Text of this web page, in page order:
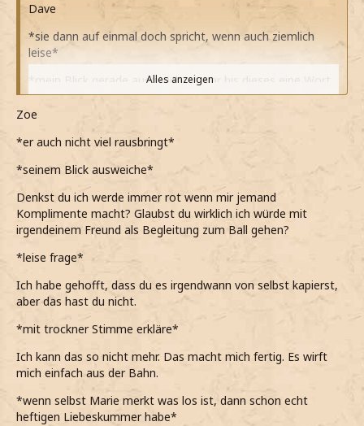
Dave
*sie dann auf einmal doch spricht, wenn auch ziemlich
leise*
*mein Blick gerade ausgerichtet war bis dieses eine Wort
gehört hab*
einen moment lang leicht verwirrt vielleicht auch
*bemerke das sie noch immer feuerrot ist und es wohl
das war, was sie so aus der Bahn geworfen hat*
*mir selbst leider nichts schlaues einfällt was sagen
*dann ziemlich knapp sage und mich wohl fast schon
veflucht hätte für diese Worte*
tatsächlich nicht bin), durch die Haare streiche* *ehe
wieder zu Zoe schaue und sie anschaue*
Alles anzeigen
Zoe
*er auch nicht viel rausbringt*
*seinem Blick ausweiche*
Denkst du ich werde immer rot wenn mir jemand
Komplimente macht? Glaubst du wirklich ich würde mit
irgendeinem Freund als Begleitung zum Ball gehen?
*leise frage*
Ich habe gehofft, dass du es irgendwann von selbst kapierst,
aber das hast du nicht.
*mit trockner Stimme erkläre*
Ich kann das so nicht mehr. Das macht mich fertig. Es wirft
mich einfach aus der Bahn.
*wenn selbst Marie merkt was los ist, dann schon echt
heftigen Liebeskummer habe*